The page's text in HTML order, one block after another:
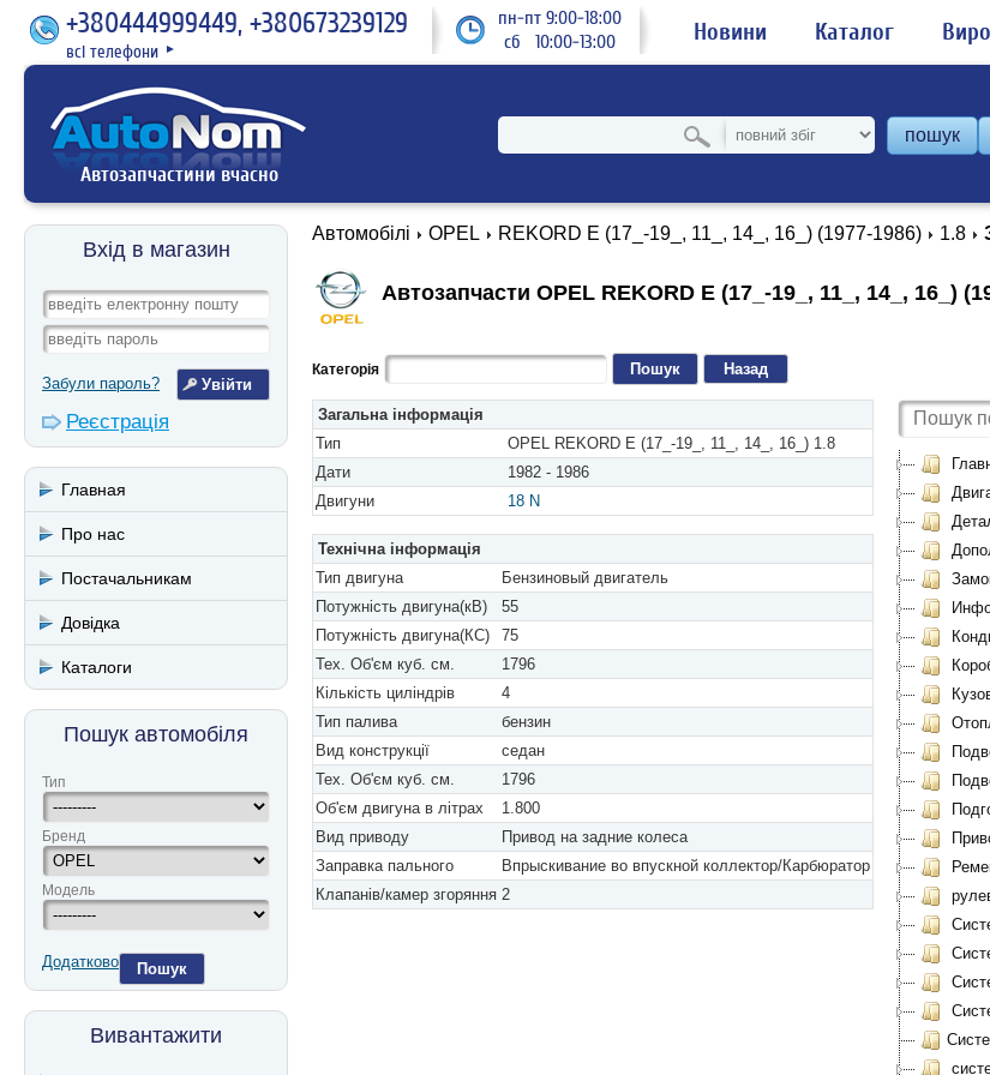
+380444999449, +380673239129
всі телефони ►
пн-пт 9:00-18:00
сб 10:00-13:00
Новини Каталог
Автозапчастини вчасно
пошук
Вхід в магазин
Забули пароль?
Реєстрація
Главная
Про нас
Постачальникам
Довідка
Каталоги
Пошук автомобіля
Тип
Бренд
Модель
Додатково Пошук
Вивантажити
Автомобілі OPEL REKORD E (17_-19_, 11_, 14_, 16_) (1977-1986) 1.8
Автозапчасти OPEL REKORD E (17_-19_, 11_, 14_, 16_)
Категорія Назад
Загальна інформація
Тип
OPEL REKORD E (17_-19_, 11_, 14_, 16_) 1.8
Дати
1982 - 1986
Двигуни
18 N
Технічна інформація
Тип двигуна
Бензиновый двигатель
Потужність двигуна(кВ)
55
Потужність двигуна(КС)
75
Тех. Об'єм куб. см.
1796
Кількість циліндрів
4
Тип палива
бензин
Вид конструкції
седан
Тех. Об'єм куб. см.
1796
Об'єм двигуна в літрах
1.800
Вид приводу
Привод на задние колеса
Заправка пального
Впрыскивание во впускной коллектор/Карбюратор
Клапанів/камер згоряння 2